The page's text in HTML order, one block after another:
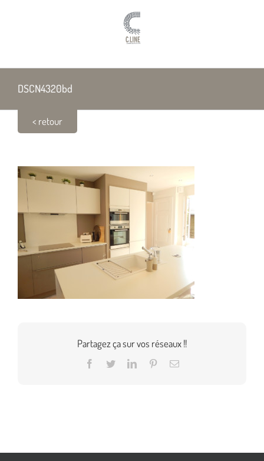
DSCN4320bd
< retour
Partagez ça sur vos réseaux !!
Facebook
TwitterLinkedInPinterestEmail